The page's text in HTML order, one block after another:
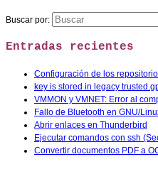
Buscar por:
Entradas recientes
Configuración de los
key is stored in legacy
VMMON y VMNET: Error al
Fallo de Bluetooth en GNU/
Abrir enlaces en Thunderbird
Ejecutar comandos con ssh
Convertir documentos PDF a